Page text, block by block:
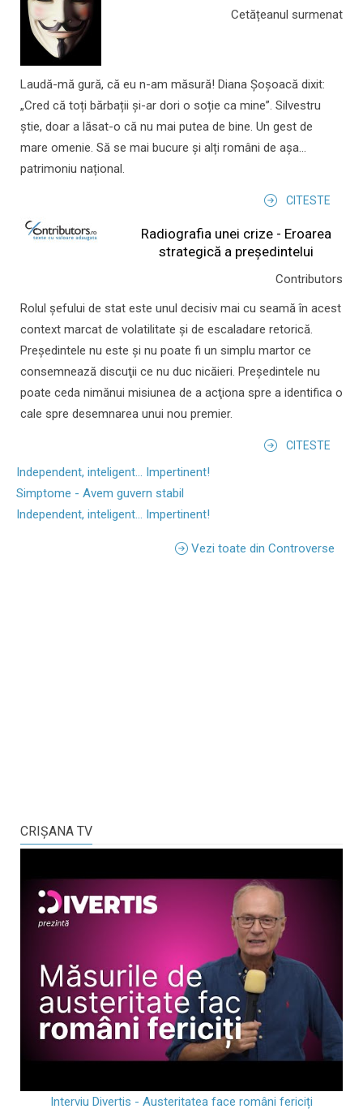
Cetățeanul surmenat
Laudă-mă gură, că eu n-am măsură! Diana Șoșoacă dixit:
„Cred că toți bărbații și-ar dori o soție ca mine”. Silvestru
știe, doar a lăsat-o că nu mai putea de bine. Un gest de
mare omenie. Să se mai bucure și alți români de așa...
patrimoniu național.
CITESTE
Radiografia unei crize - Eroarea
strategică a președintelui
Contributors
Rolul şefului de stat este unul decisiv mai cu seamă în acest
context marcat de volatilitate şi de escaladare retorică.
Preşedintele nu este şi nu poate fi un simplu martor ce
consemnează discuţii ce nu duc nicăieri. Preşedintele nu
poate ceda nimănui misiunea de a acţiona spre a identifica o
cale spre desemnarea unui nou premier.
CITESTE
Independent, inteligent... Impertinent!
Simptome - Avem guvern stabil
Independent, inteligent... Impertinent!
Vezi toate din Controverse
CRIŞANA TV
Interviu Divertis - Austeritatea face români fericiți